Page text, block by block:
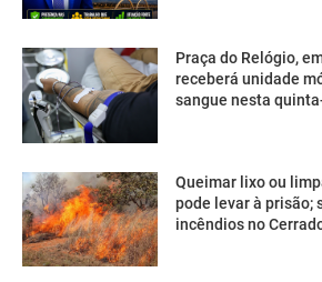
Praça do Relógio,
receberá unidade
sangue nesta
Queimar lixo ou
pode levar à prisão;
incêndios no